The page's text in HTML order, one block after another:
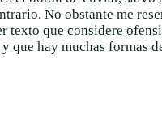
No obstante me
texto que considere
que hay muchas formas